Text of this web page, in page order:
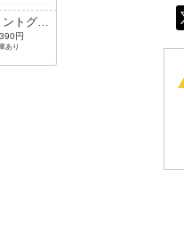
ントグリ
ン円
あり